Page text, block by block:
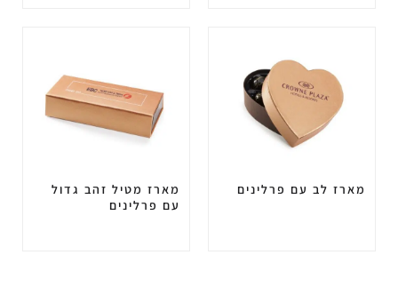
מארז לב עם פרלינים
מארז מטיל זהב גדול
עם פרלינים